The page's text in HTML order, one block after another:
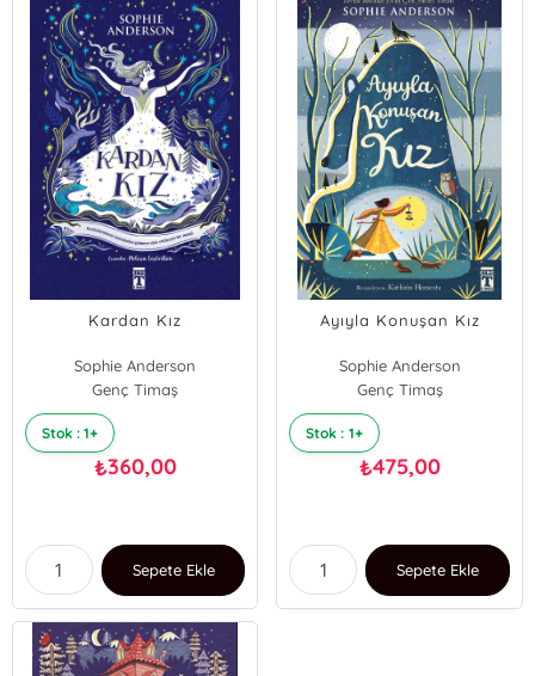
Kardan Kız
Sophie Anderson
Genç Timaş
Stok : 1+
₺360,00
Sepete Ekle
Ayıyla Konuşan Kız
Sophie Anderson
Genç Timaş
Stok : 1+
₺475,00
Sepete Ekle